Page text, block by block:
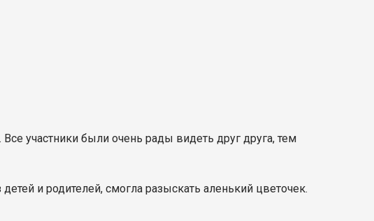
участники были очень рады видеть друг друга, тем
и родителей, смогла разыскать аленький цветочек.